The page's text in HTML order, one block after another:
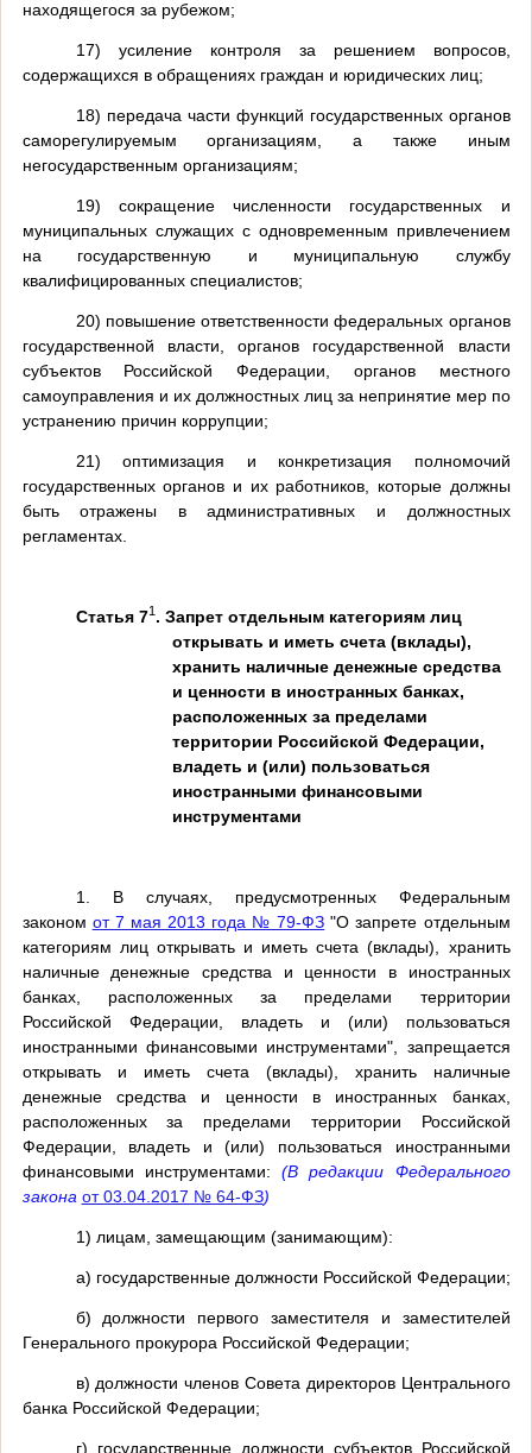
находящегося за рубежом;
17) усиление контроля за решением вопросов,
содержащихся в обращениях граждан и юридических лиц;
18) передача части функций государственных органов
саморегулируемым организациям, а также иным
негосударственным организациям;
19) сокращение численности государственных и
муниципальных служащих с одновременным привлечением
на государственную и муниципальную службу
квалифицированных специалистов;
20) повышение ответственности федеральных органов
государственной власти, органов государственной власти
субъектов Российской Федерации, органов местного
самоуправления и их должностных лиц за непринятие мер по
устранению причин коррупции;
21) оптимизация и конкретизация полномочий
государственных органов и их работников, которые должны
быть отражены в административных и должностных
регламентах.
Статья 71. Запрет отдельным категориям лиц
открывать и иметь счета (вклады),
хранить наличные денежные средства
и ценности в иностранных банках,
расположенных за пределами
территории Российской Федерации,
владеть и (или) пользоваться
иностранными финансовыми
инструментами
1. В случаях, предусмотренных Федеральным
законом от 7 мая 2013 года № 79-ФЗ "О запрете отдельным
категориям лиц открывать и иметь счета (вклады), хранить
наличные денежные средства и ценности в иностранных
банках, расположенных за пределами территории
Российской Федерации, владеть и (или) пользоваться
иностранными финансовыми инструментами", запрещается
открывать и иметь счета (вклады), хранить наличные
денежные средства и ценности в иностранных банках,
расположенных за пределами территории Российской
Федерации, владеть и (или) пользоваться иностранными
финансовыми инструментами: (В редакции Федерального
закона от 03.04.2017 № 64-ФЗ)
1) лицам, замещающим (занимающим):
а) государственные должности Российской Федерации;
б) должности первого заместителя и заместителей
Генерального прокурора Российской Федерации;
в) должности членов Совета директоров Центрального
банка Российской Федерации;
г) государственные должности субъектов Российской